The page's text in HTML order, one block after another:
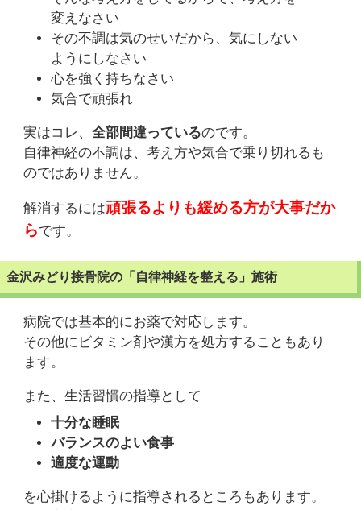
変えなさい
その不調は気のせいだから、気にしない
ようにしなさい
心を強く持ちなさい
気合で頑張れ
実はコレ、 全部間違っているのです。
自律神経の不調は、考え方や気合で乗り切れるも
のではありません。
解消するには頑張るよりも緩める方が大事だか
らです。
金沢みどり接骨院の「自律神経を整える」施術
病院では基本的にお薬で対応します。
その他にビタミン剤や漢方を処方することもあり
ます。
また、生活習慣の指導として
十分な睡眠
バランスのよい食事
適度な運動
を心掛けるように指導されるところもあります。